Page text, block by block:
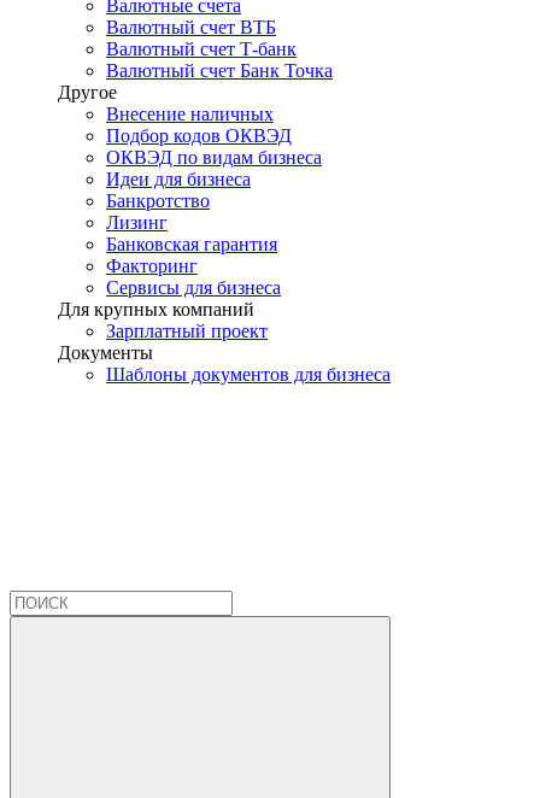
Валютные счета
Валютный счет ВТБ
Валютный счет Т-банк
Валютный счет Банк Точка
Другое
Внесение наличных
Подбор кодов ОКВЭД
ОКВЭД по видам бизнеса
Идеи для бизнеса
Банкротство
Лизинг
Банковская гарантия
Факторинг
Сервисы для бизнеса
Для крупных компаний
Зарплатный проект
Документы
Шаблоны документов для бизнеса